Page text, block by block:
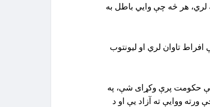
لري، هر څه چې وایي باطل به
تاوان لري او لیونتوب
چې حکومت پرې وکړای شې، په
ورته ووایې ته آزاد یې او د